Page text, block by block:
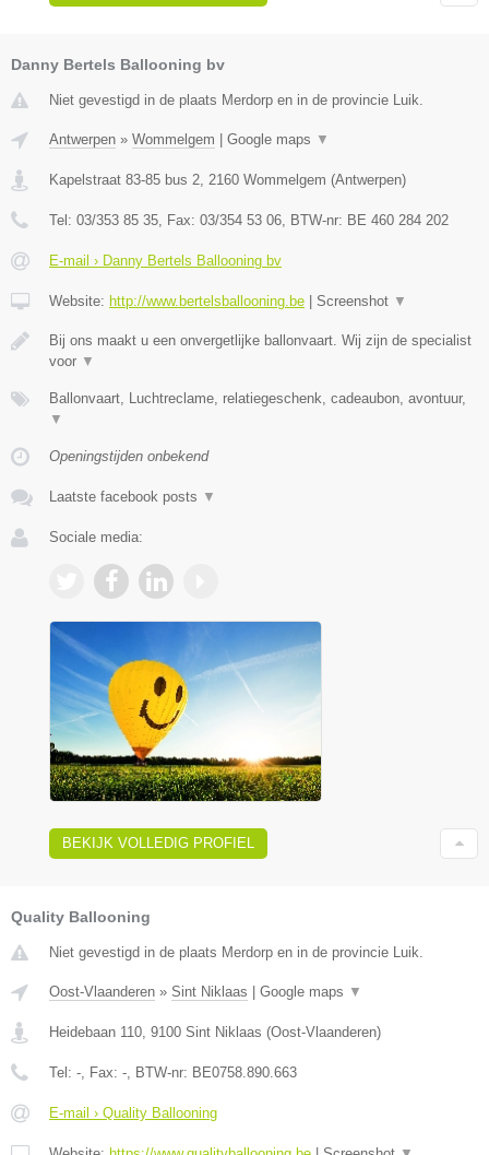
Danny Bertels Ballooning bv
Niet gevestigd in de plaats Merdorp en in de provincie Luik.
Antwerpen » Wommelgem | Google maps ▼
Kapelstraat 83-85 bus 2 2160 Wommelgem (Antwerpen)
Tel: 03/353 85 35 , Fax: 03/354 53 06 , BTW-nr: BE 460 284 202
E-mail › Danny Bertels Ballooning bv
Website: http://www.bertelsballooning.be | Screenshot ▼
Bij ons maakt u een onvergetlijke ballonvaart. Wij zijn de specialist
voor ▼
Ballonvaart, Luchtreclame, relatiegeschenk, cadeaubon, avontuur,
▼
Openingstijden onbekend
Laatste facebook posts ▼
Sociale media:
BEKIJK VOLLEDIG PROFIEL
Quality Ballooning
Niet gevestigd in de plaats Merdorp en in de provincie Luik.
Oost-Vlaanderen » Sint Niklaas Google maps ▼
Heidebaan 110, 9100 Sint Niklaas (Oost-Vlaanderen)
Tel: -, Fax: -, BTW-nr: BE0758.890.663
E-mail › Quality Ballooning